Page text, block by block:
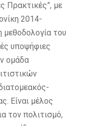
Πρακτικές”, με
2014-
του
υποψήφιες
ομάδα
Είναι μέλος
τον πολιτισμό,